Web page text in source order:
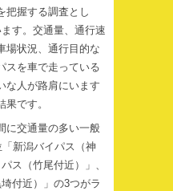
把握する調査とし
す。交通量、通行速
場状況、通行目的な
スを車で走っている
な人が路肩にいます
です。
に交通量の多い一般
新潟バイパス（神
ス（竹尾付近）」、
付近）」の3つがラ